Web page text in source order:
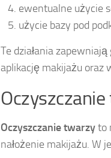
ewentualne użycie
użycie bazy pod
Te działania
aplikację makijażu oraz
Oczyszczanie twarzyto
nałożenie makijażu. W